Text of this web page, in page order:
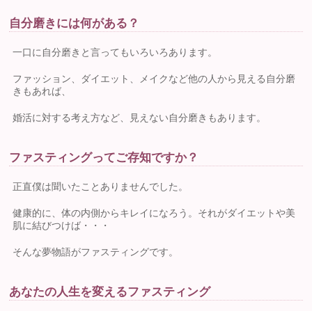
自分磨きには何がある？
一口に自分磨きと言ってもいろいろあります。
ファッション、ダイエット、メイクなど他の人から見える自分磨
きもあれば、
婚活に対する考え方など、見えない自分磨きもあります。
ファスティングってご存知ですか？
正直僕は聞いたことありませんでした。
健康的に、体の内側からキレイになろう。それがダイエットや美
肌に結びつけば・・・
そんな夢物語がファスティングです。
あなたの人生を変えるファスティング